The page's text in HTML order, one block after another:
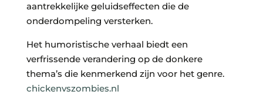
aantrekkelijke geluidseffecten die de
onderdompeling versterken.
Het humoristische verhaal biedt een
verfrissende verandering op de donkere
thema’s die kenmerkend zijn voor het genre.
chickenvszombies.nl